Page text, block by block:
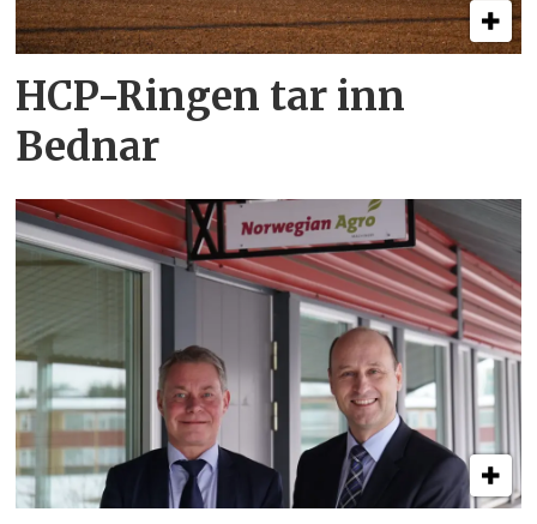
HCP-Ringen tar inn
Bednar